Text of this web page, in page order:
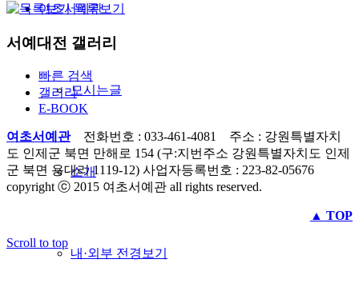
여초서예관
모시는글
소개
내·외부 전경보기
목록보기
서예대전 갤러리
빠른 검색
갤러리
E-BOOK
여초서예관전화번호 : 033-461-4081 주소 : 강원특별자치
도 인제군 북면 만해로 154 (구:지번주소 강원특별자치도 인제
군 북면 용대리 1119-12) 사업자등록번호 : 223-82-05676
copyright ⓒ 2015 여초서예관 all rights reserved.
▲ TOP
Scroll to top